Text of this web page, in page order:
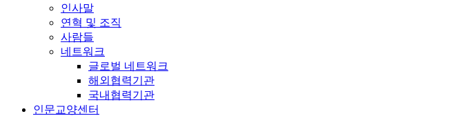
인사말
연혁 및 조직
사람들
네트워크
글로벌 네트워크
해외협력기관
국내협력기관
인문교양센터